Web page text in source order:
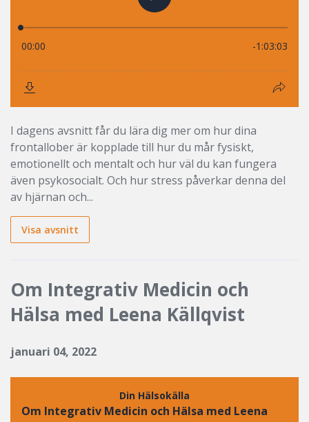
I dagens avsnitt får du lära dig mer om hur dina
frontallober är kopplade till hur du mår fysiskt,
emotionellt och mentalt och hur väl du kan fungera
även psykosocialt. Och hur stress påverkar denna del
av hjärnan och...
Visa avsnitt
Om Integrativ Medicin och
Hälsa med Leena Källqvist
januari 04, 2022